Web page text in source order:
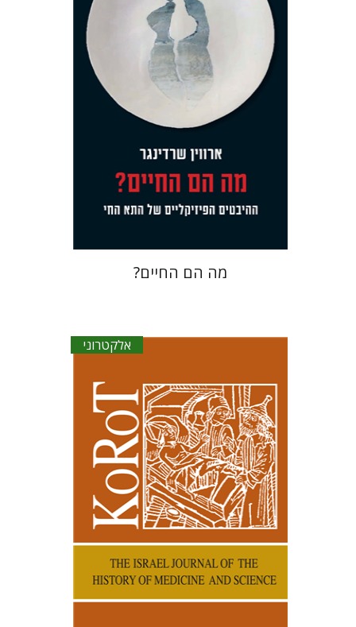
רונה אבירם
גל מנלה
אלקטרוני ב-39 ₪ בלבד!
$14
מה הם החיים?
אלקטרוני
קנת קולינס
הנחת אתר ספר אלקטרוני